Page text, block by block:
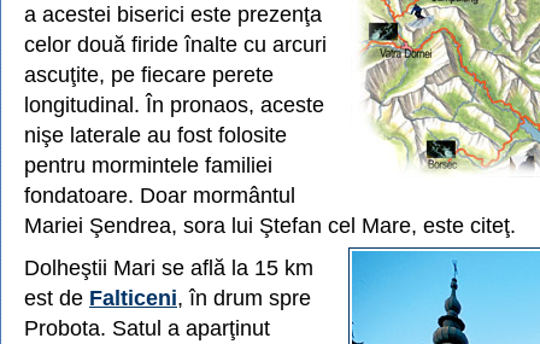
a acestei biserici este prezenţa
celor două firide înalte cu arcuri
ascuţite, pe fiecare perete
longitudinal. În pronaos, aceste
nişe laterale au fost folosite
pentru mormintele familiei
fondatoare. Doar mormântul
Mariei Şendrea, sora lui Ştefan cel Mare, este citeţ.
Dolheştii Mari se află la 15 km
est de Falticeni, în drum spre
Probota. Satul a aparţinut